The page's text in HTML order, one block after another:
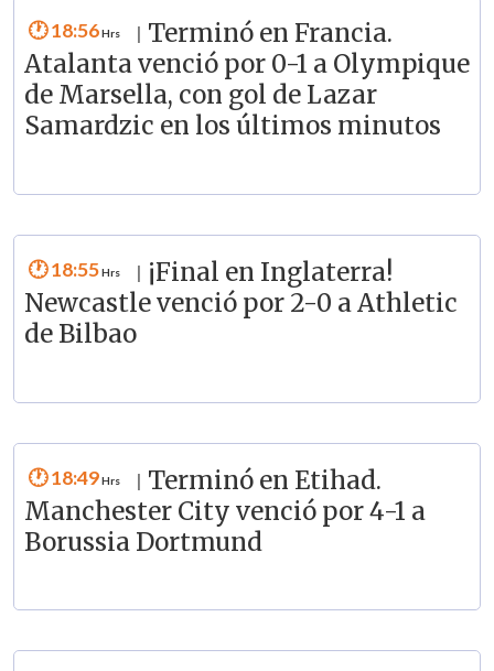
18:56
Terminó en Francia.
Atalanta venció por 0-1 a Olympique
de Marsella, con gol de Lazar
Samardzic en los últimos minutos
18:55
¡Final en Inglaterra!
Newcastle venció por 2-0 a Athletic
de Bilbao
18:49
Terminó en Etihad.
Manchester City venció por 4-1 a
Borussia Dortmund